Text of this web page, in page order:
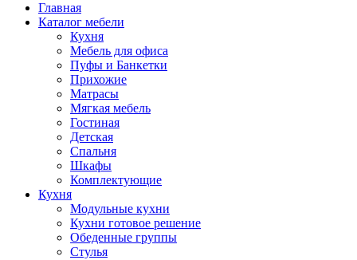
Главная
Каталог мебели
Кухня
Мебель для офиса
Пуфы и Банкетки
Прихожие
Матрасы
Мягкая мебель
Гостиная
Детская
Спальня
Шкафы
Комплектующие
Кухня
Модульные кухни
Кухни готовое решение
Обеденные группы
Стулья